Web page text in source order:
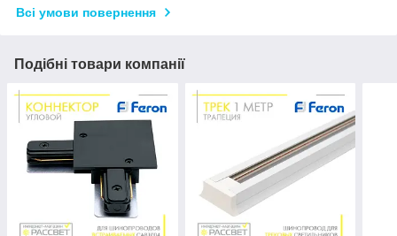
Всі умови повернення
Подібні товари компанії